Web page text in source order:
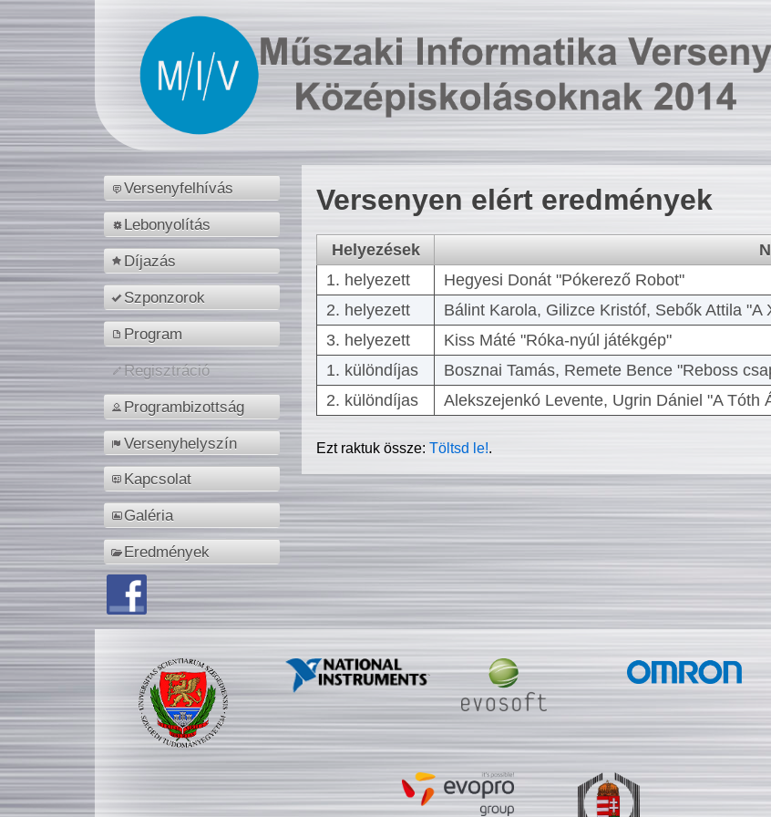
Versenyfelhívás
Lebonyolítás
Díjazás
Szponzorok
Program
Regisztráció
Programbizottság
Versenyhelyszín
Kapcsolat
Galéria
Eredmények
Versenyen elért eredmények
Helyezések
1. helyezett
Hegyesi Donát "Pókerező Robot"
2. helyezett
Bálint Karola, Gilizce Kristóf, Sebők Attila
3. helyezett
Kiss Máté "Róka-nyúl játékgép"
1. különdíjas
Bosznai Tamás, Remete Bence "Reboss
2. különdíjas
Alekszejenkó Levente, Ugrin Dániel "A Tóth
Ezt raktuk össze:Töltsd le!.